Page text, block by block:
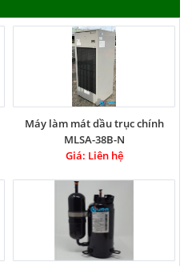
Máy làm mát dầu trục chính
MLSA-38B-N
Giá: Liên hệ